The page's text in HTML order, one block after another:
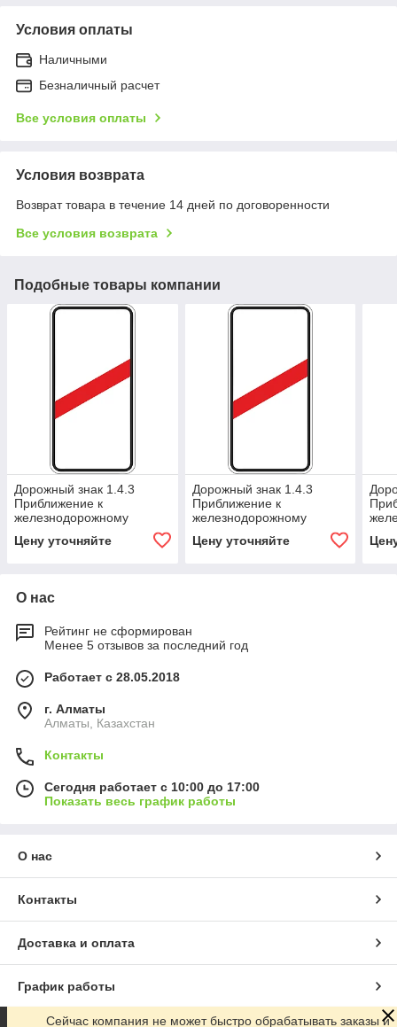
Условия оплаты
Наличными
Безналичный расчет
Все условия оплаты
Условия возврата
Возврат товара в течение 14 дней по договоренности
Все условия возврата
Подобные товары компании
Дорожный знак 1.4.3
Приближение к
железнодорожному
Цену уточняйте
Дорожный знак 1.4.3
Приближение к
железнодорожному
Цену уточняйте
О нас
Рейтинг не сформирован
Менее 5 отзывов за последний год
Работает с 28.05.2018
г. Алматы
Алматы, Казахстан
Контакты
Сегодня работает с 10:00 до 17:00
Показать весь график работы
О нас
Контакты
Доставка и оплата
График работы
Сейчас компания не может быстро обрабатывать заказы и